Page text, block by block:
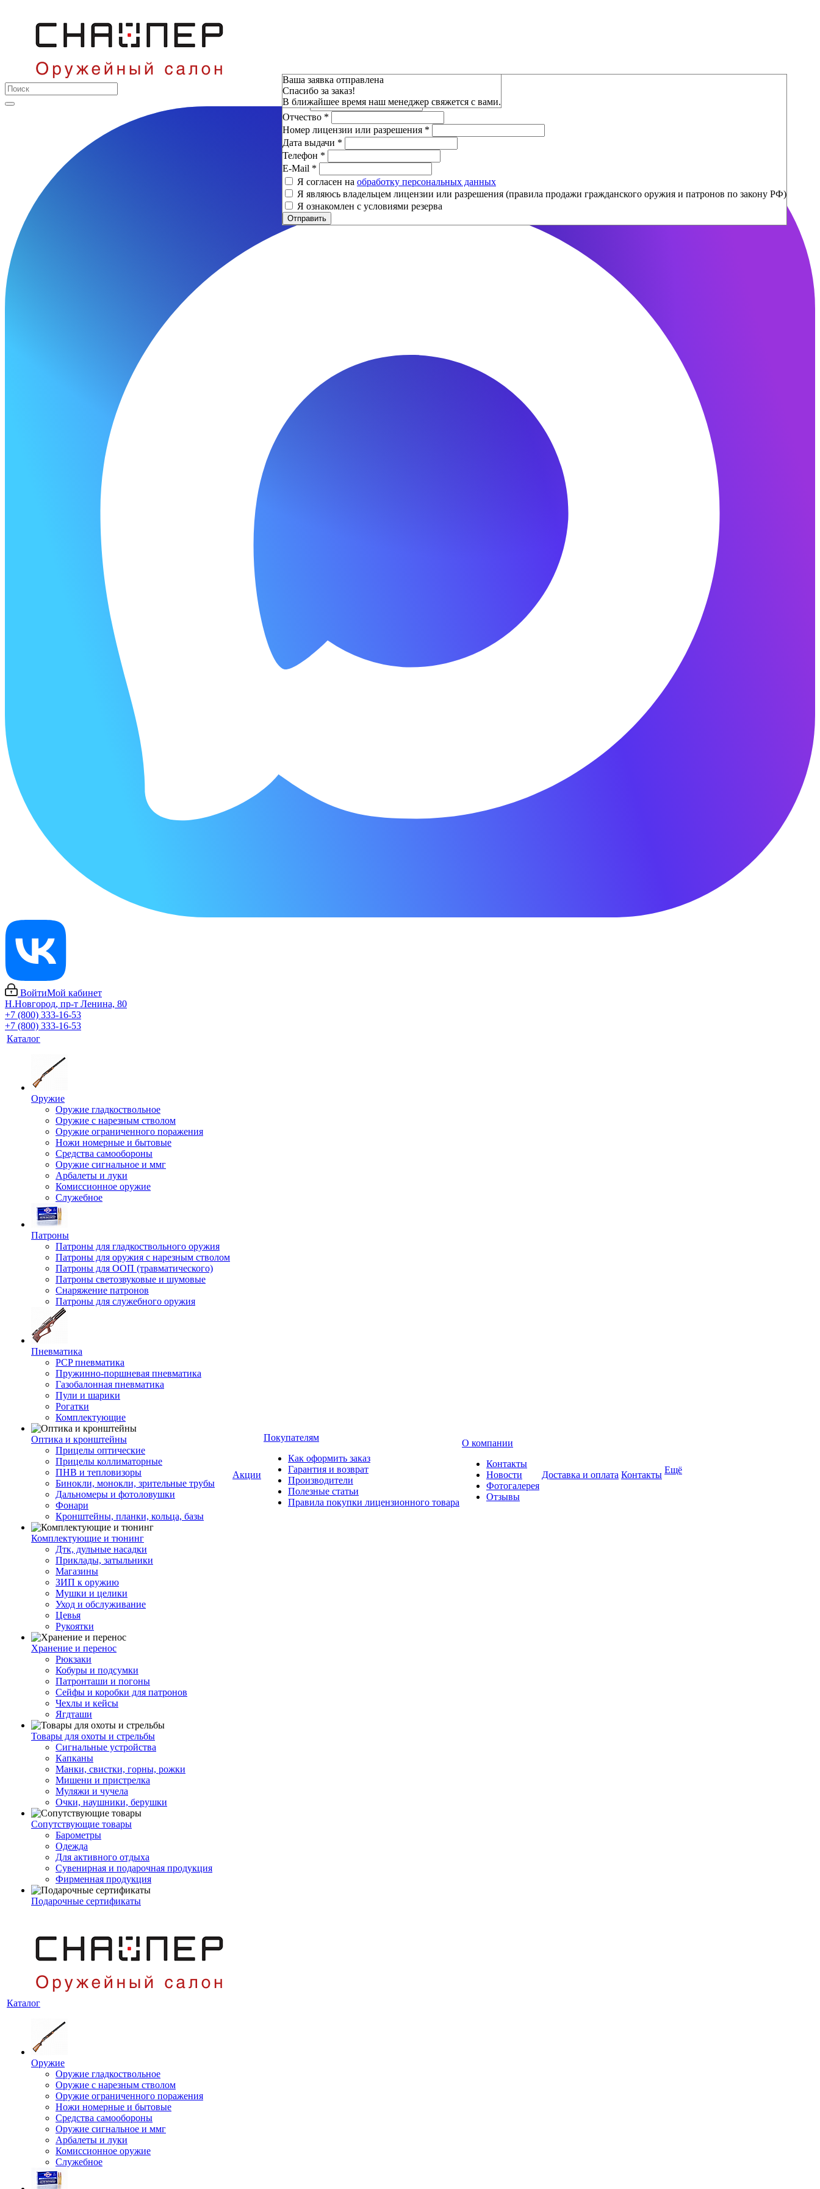
ВойтиМой кабинет
Н.Новгород, пр-т Ленина, 80
+7 (800) 333-16-53
+7 (800) 333-16-53
Каталог
Оружие
Оружие гладкоствольное
Оружие с нарезным стволом
Оружие ограниченного поражения
Ножи номерные и бытовые
Средства самообороны
Оружие сигнальное и ммг
Арбалеты и луки
Комиссионное оружие
Служебное
Патроны
Патроны для гладкоствольного оружия
Патроны для оружия с нарезным стволом
Патроны для ООП (травматического)
Патроны светозвуковые и шумовые
Снаряжение патронов
Патроны для служебного оружия
Пневматика
PCP пневматика
Пружинно-поршневая пневматика
Газобалонная пневматика
Пули и шарики
Рогатки
Комплектующие
Оптика и кронштейны
Прицелы оптические
Прицелы коллиматорные
ПНВ и тепловизоры
Бинокли, монокли, зрительные трубы
Дальномеры и фотоловушки
Фонари
Кронштейны, планки, кольца, базы
Комплектующие и тюнинг
Дтк, дульные насадки
Приклады, затыльники
Магазины
ЗИП к оружию
Мушки и целики
Уход и обслуживание
Цевья
Рукоятки
Хранение и перенос
Рюкзаки
Кобуры и подсумки
Патронташи и погоны
Сейфы и коробки для патронов
Чехлы и кейсы
Ягдташи
Товары для охоты и стрельбы
Сигнальные устройства
Капканы
Манки, свистки, горны, рожки
Мишени и пристрелка
Муляжи и чучела
Очки, наушники, берушки
Сопутствующие товары
Барометры
Одежда
Для активного отдыха
Сувенирная и подарочная продукция
Фирменная продукция
Подарочные сертификаты
Акции
Покупателям
Как оформить заказ
Гарантия и возврат
Производители
Полезные статьи
Правила покупки лицензионного товара
О компании
Контакты
Новости
Фотогалерея
Отзывы
Доставка и оплата Контакты Ещё
Каталог
Оружие
Оружие гладкоствольное
Оружие с нарезным стволом
Оружие ограниченного поражения
Ножи номерные и бытовые
Средства самообороны
Оружие сигнальное и ммг
Арбалеты и луки
Комиссионное оружие
Служебное
Зарезервировать
Фамилия*
Имя*
Отчество *
Номер лицензии или разрешения *
Дата выдачи *
Телефон *
E-Mail *
Я согласен на обработку персональных данных
Я являюсь владельцем лицензии или разрешения (правила продажи гражданского оружия и патронов по закону РФ)
Я ознакомлен с условиями резерва
Отправить
Ваша заявка отправлена
Спасибо за заказ!
В ближайшее время наш менеджер свяжется с вами.